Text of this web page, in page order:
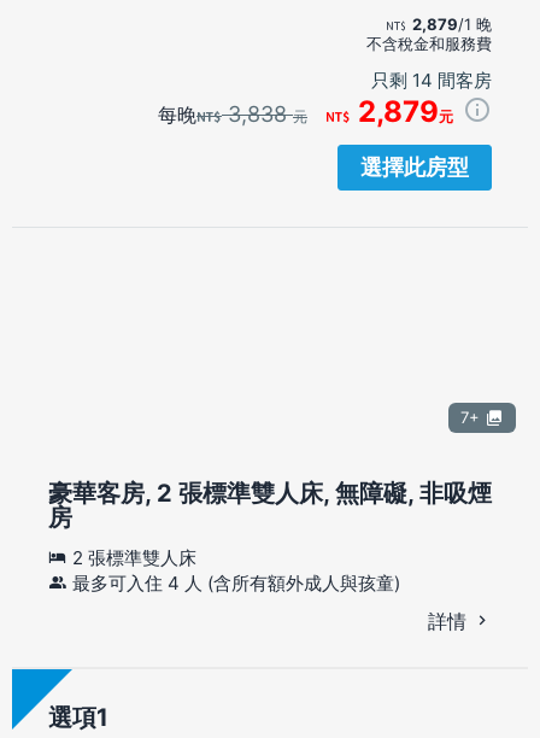
2,879/1 晚
不含稅金和服務費
只剩 14 間客房
每晚 3,838元 2,879元
選擇此房型
7+
豪華客房, 2 張標準雙人床, 無障礙, 非吸煙
房
2 張標準雙人床
最多可入住 4 人 (含所有額外成人與孩童)
詳情
選項